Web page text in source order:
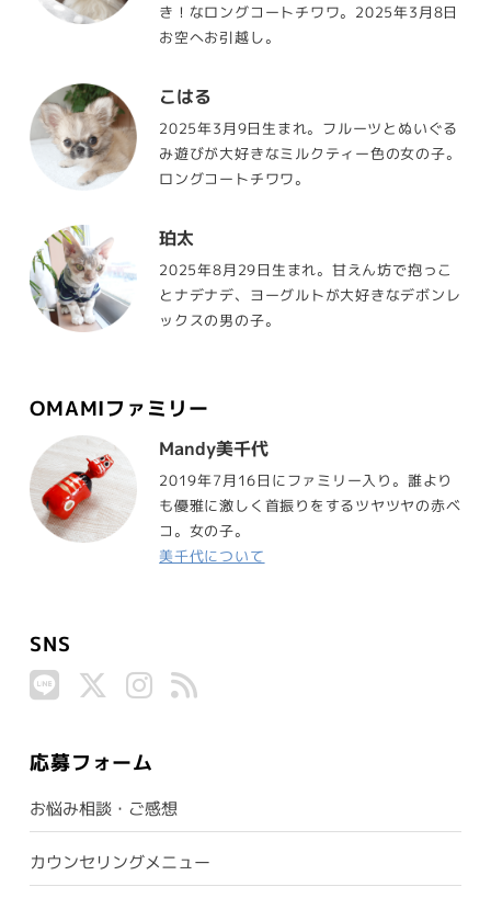
き！なロングコートチワワ。2025年3月8日
お空へお引越し。
こはる
2025年3月9日生まれ。フルーツとぬいぐる
み遊びが大好きなミルクティー色の女の子。
ロングコートチワワ。
珀太
2025年8月29日生まれ。甘えん坊で抱っこ
とナデナデ、ヨーグルトが大好きなデボンレ
ックスの男の子。
OMAMIファミリー
Mandy美千代
2019年7月16日にファミリー入り。誰より
も優雅に激しく首振りをするツヤツヤの赤ベ
コ。女の子。
美千代について
SNS
応募フォーム
お悩み相談・ご感想
カウンセリングメニュー